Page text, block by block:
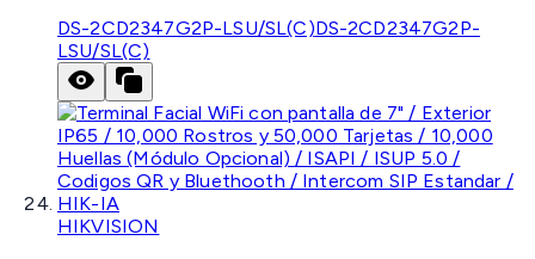
DS-2CD2347G2P-LSU/SL(C)DS-2CD2347G2P-
LSU/SL(C)
HIKVISION